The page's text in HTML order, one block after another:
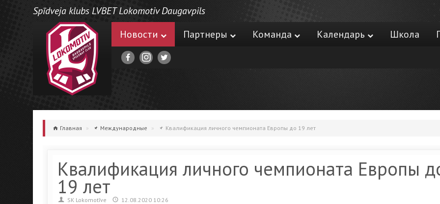
Spīdveja klubs LVBET Lokomotiv Daugavpils
Новости
Партнеры Команда Календарь Школа
Главная » Международные » Квалификация личного чемпионата Европы до 19 лет
Квалификация личного чемпионата Европы
19 лет
SK Lokomotīve 12.08.2020 10:26